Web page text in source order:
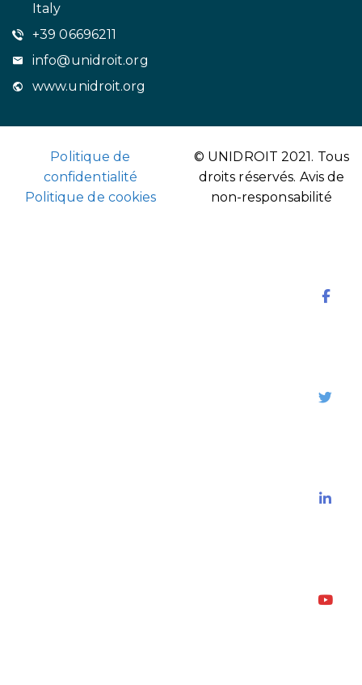
Italy
+39 06696211
info@unidroit.org
www.unidroit.org
Politique de
confidentialité
Politique de cookies
© UNIDROIT 2021. Tous
droits réservés. Avis de
non-responsabilité